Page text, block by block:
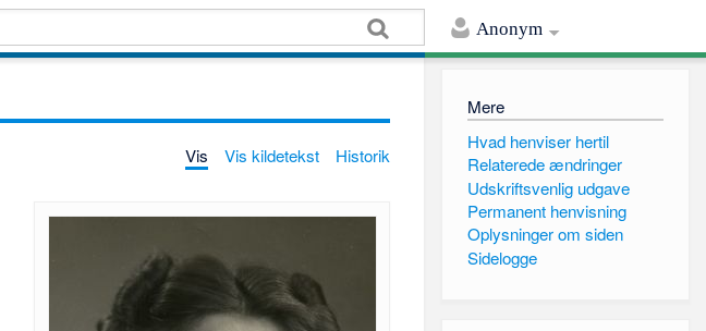
Anonym
Vis Vis kildetekst Historik
Mere
Hvad henviser hertil
Relaterede ændringer
Udskriftsvenlig udgave
Permanent henvisning
Oplysninger om siden
Sidelogge